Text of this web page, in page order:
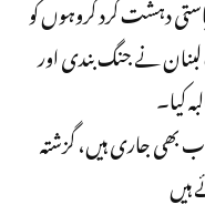
دہشت گرد گروہوں کو
نے جنگ بندی اور
کیا۔
بھی جاری ہیں، گزشتہ